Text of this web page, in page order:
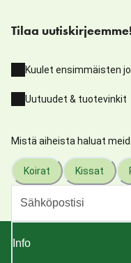
Tilaa uutiskirjeemme!
Kuulet ensimmäisten
Uutuudet & tuotevinkit
Mistä aiheista haluat
Koirat Kissat
Info